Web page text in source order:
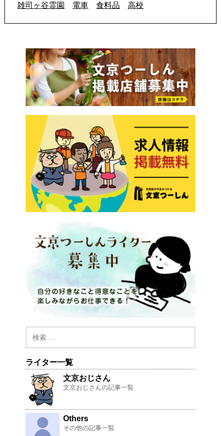
雑司ヶ谷霊園
電車 食料品 高校
ライター一覧
文京おじさん
文京おじさんの記事一覧
Others
その他の記事一覧